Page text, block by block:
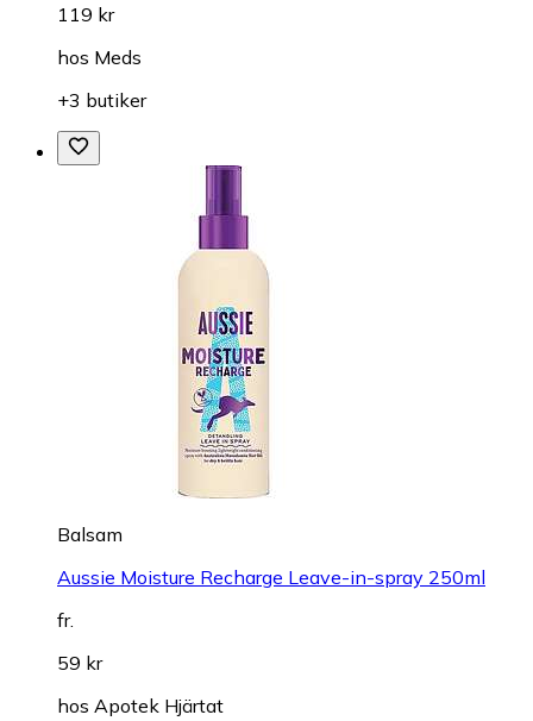
119 kr
hos Meds
+3 butiker
Balsam
Aussie Moisture Recharge Leave-in-spray 250ml
fr.
59 kr
hos Apotek Hjärtat